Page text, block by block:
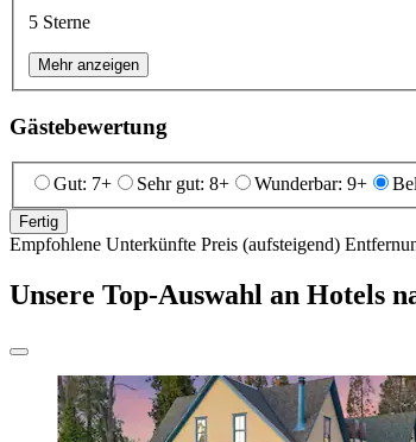
5 Sterne
Mehr anzeigen
Gästebewertung
Gut: 7+ Sehr gut: 8+ Wunderbar: 9+
Fertig
Empfohlene Unterkünfte Preis (aufsteigend)
Unsere Top-Auswahl an Hotels